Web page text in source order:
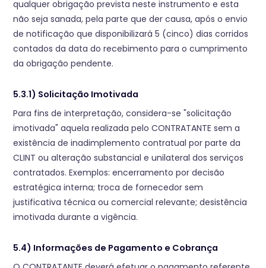
qualquer obrigação prevista neste instrumento e esta
não seja sanada, pela parte que der causa, após o envio
de notificação que disponibilizará 5 (cinco) dias corridos
contados da data do recebimento para o cumprimento
da obrigação pendente.
5.3.1) Solicitação Imotivada
Para fins de interpretação, considera-se "solicitação
imotivada" aquela realizada pelo CONTRATANTE sem a
existência de inadimplemento contratual por parte da
CLINT ou alteração substancial e unilateral dos serviços
contratados. Exemplos: encerramento por decisão
estratégica interna; troca de fornecedor sem
justificativa técnica ou comercial relevante; desistência
imotivada durante a vigência.
5.4) Informações de Pagamento e Cobrança